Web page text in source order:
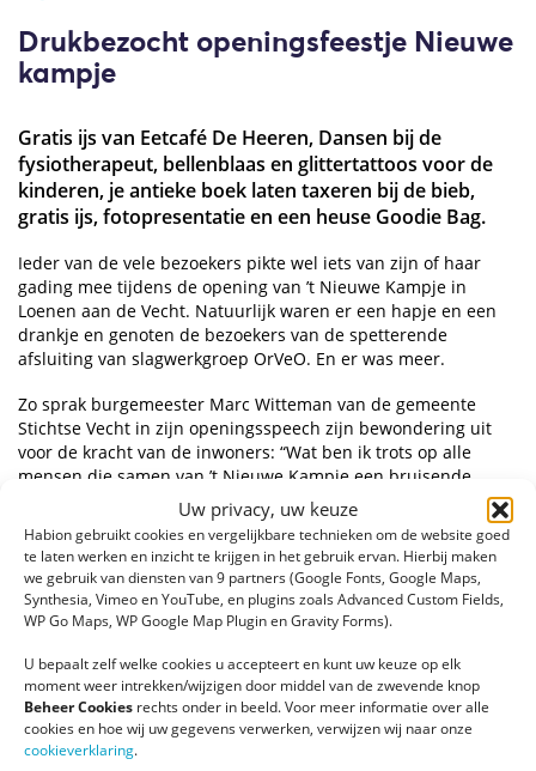
Uw privacy, uw keuze
Habion gebruikt cookies en vergelijkbare technieken om de website goed
te laten werken en inzicht te krijgen in het gebruik ervan. Hierbij maken
we gebruik van diensten van 9 partners (Google Fonts, Google Maps,
Synthesia, Vimeo en YouTube, en plugins zoals Advanced Custom Fields,
WP Go Maps, WP Google Map Plugin en Gravity Forms).
U bepaalt zelf welke cookies u accepteert en kunt uw keuze op elk
moment weer intrekken/wijzigen door middel van de zwevende knop
Beheer Cookies rechts onder in beeld. Voor meer informatie over alle
cookies en hoe wij uw gegevens verwerken, verwijzen wij naar onze
cookieverklaring.
Drukbezocht openingsfeestje Nieuwe
kampje
Gratis ijs van Eetcafé De Heeren, Dansen bij de
fysiotherapeut, bellenblaas en glittertattoos voor de
kinderen, je antieke boek laten taxeren bij de bieb,
gratis ijs, fotopresentatie en een heuse Goodie Bag.
Ieder van de vele bezoekers pikte wel iets van zijn of haar
gading mee tijdens de opening van ’t Nieuwe Kampje in
Loenen aan de Vecht. Natuurlijk waren er een hapje en een
drankje en genoten de bezoekers van de spetterende
afsluiting van slagwerkgroep OrVeO. En er was meer.
Zo sprak burgemeester Marc Witteman van de gemeente
Stichtse Vecht in zijn openingsspeech zijn bewondering uit
voor de kracht van de inwoners: “Wat ben ik trots op alle
mensen die samen van ’t Nieuwe Kampje een bruisende
gemeenschap hebben weten te maken. Geweldig!”. Ook
Habion-directeur Peter Boerenfijn is enthousiast: “Toen we
hier in 2014 begonnen, zag het er hier heel anders uit. Nu is
dit gebouw een voorbeeld voor heel Nederland hoe je een
voormalig verzorgingshuis succesvol moderniseert. Met heel
veel reuring. Dat valt me vandaag ook weer op. Je zult maar
Samenwerkende partijen
De spetterende opening op zaterdag 23 juni was een
vruchtbare samenwerking van de Coöperatieve vereniging ’t